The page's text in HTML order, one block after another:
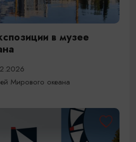
в музее
Мирового океана